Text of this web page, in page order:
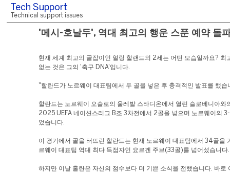
Tech Support
Technical support issues
'메시-호날두', 역대 최고의 행운 스푼 예약 돌
현재 세계 최고의 골잡이인 얼링 할랜드의 2세는 어떤 모습일까요? 최
없는 것은 그의 '축구 DNA'입니다.
"할란드가 노르웨이 대표팀에서 두 골을 넣은 후 충격적인 발표를 했습
할란드는 노르웨이 오슬로의 울레발 스타디온에서 열린 슬로베니아
2025 UEFA 네이션스리그 B조 3차전에서 2골을 넣으며 노르웨이의
었습니다.
이 경기에서 골을 터뜨린 할란드는 현재 노르웨이 대표팀에서 34골을
르웨이 대표팀 역대 최다 득점자인 요르겐 주브(33골)를 넘어섰습니다.
하지만 이날 홀란은 자신의 점수보다 더 기쁜 소식을 전했습니다. 바로